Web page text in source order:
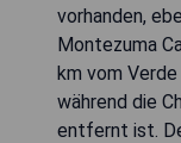
vorhanden,
Montezuma
km vom
während die
entfernt ist.